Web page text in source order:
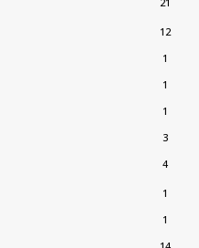
12
1
1
1
3
4
1
1